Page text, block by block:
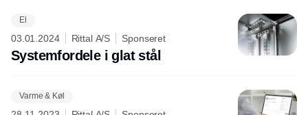
El
03.01.2024 Rittal A/S Sponseret
Systemfordele i glat stål
Varme & Køl